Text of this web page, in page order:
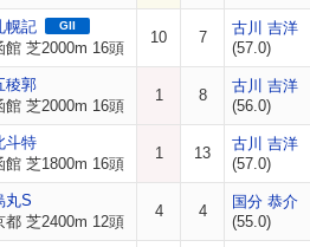
幌記 GII
館 芝2000m 16頭
10 7
古川 吉洋
(57.0)
稜郭
館 芝2000m 16頭
1 8
古川 吉洋
(56.0)
斗特
館 芝1800m 16頭
1 13
古川 吉洋
(57.0)
丸S
都 芝2400m 12頭
4 4
国分 恭介
(55.0)